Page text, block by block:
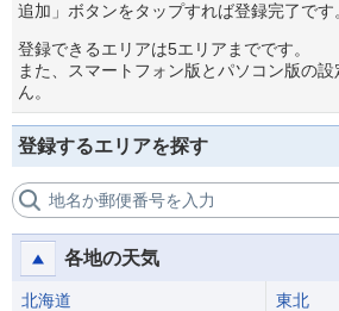
追加」ボタンをタップすれば登録完了です
登録できるエリアは5エリアまでです。
また、スマートフォン版とパソコン版の
ん。
登録するエリアを探す
地名か郵便番号を入力
各地の天気
北海道 東北